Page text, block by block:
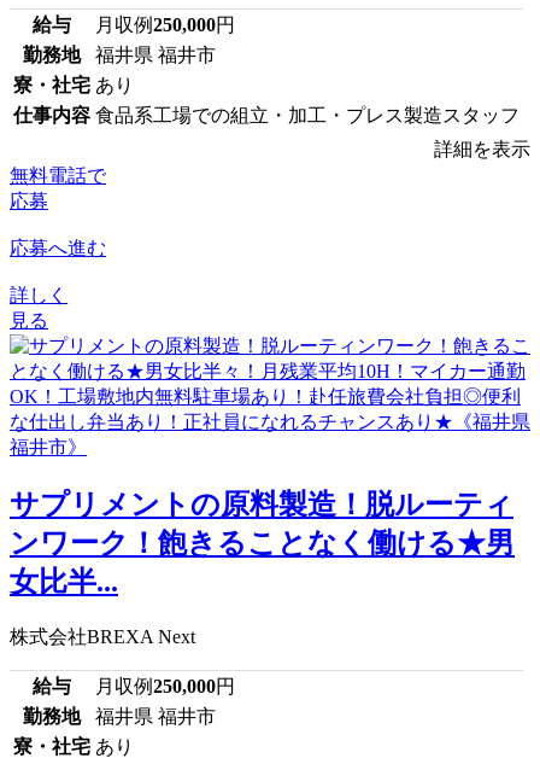
給与 月収例250,000円
勤務地
福井県 福井市
寮・社宅 あり
仕事内容 食品系工場での組立・加工・プレス製造スタッフ
詳細を表示
無料電話で
応募
応募へ進む
詳しく
見る
サプリメントの原料製造！脱ルーティ
ンワーク！飽きることなく働ける★男
女比半...
株式会社BREXA Next
給与 月収例250,000円
勤務地
福井県 福井市
寮・社宅 あり